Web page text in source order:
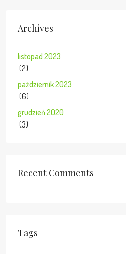
Archives
listopad 2023
(2)
październik 2023
(6)
grudzień 2020
(3)
Recent Comments
Tags